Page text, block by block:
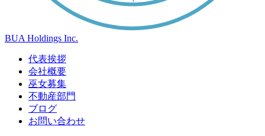
BUA Holdings Inc.
代表挨拶
会社概要
巫女募集
不動産部門
ブログ
お問い合わせ